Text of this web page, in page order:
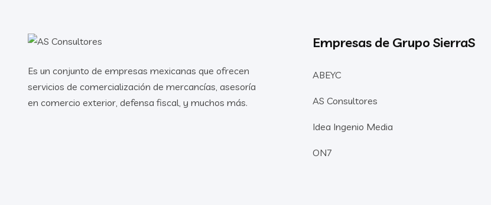
Es un conjunto de empresas mexicanas que ofrecen
servicios de comercialización de mercancías, asesoría
en comercio exterior, defensa fiscal, y muchos más.
Empresas de Grupo SierraS
ABEYC
AS Consultores
Idea Ingenio Media
ON7